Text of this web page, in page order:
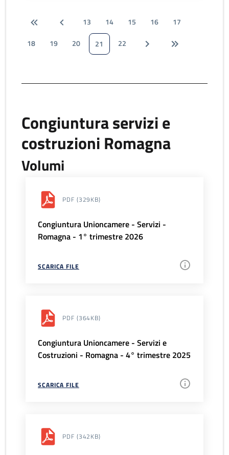
13 14 15 16
17
18
19 20 21 22
Congiuntura servizi e
costruzioni Romagna
Volumi
PDF (329KB)
Congiuntura Unioncamere - Servizi -
Romagna - 1° trimestre 2026
SCARICA FILE
PDF (364KB)
Congiuntura Unioncamere - Servizi e
Costruzioni - Romagna - 4° trimestre 2025
SCARICA FILE
PDF (342KB)